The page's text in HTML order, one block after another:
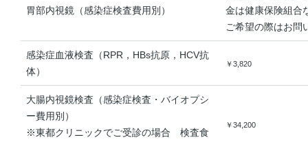
胃部内視鏡（感染症検査費用別）
金は健康保険組合
ご希望の際はお問
感染症血液検査（RPR，HBs抗原，HCV抗
体）
￥3,820
大腸内視鏡検査（感染症検査・バイオプシ
ー費用別）
※東都クリニックでご受診の場合 検査食
￥34,200